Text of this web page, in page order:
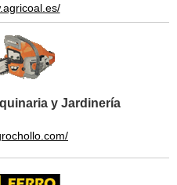
y Jardinería